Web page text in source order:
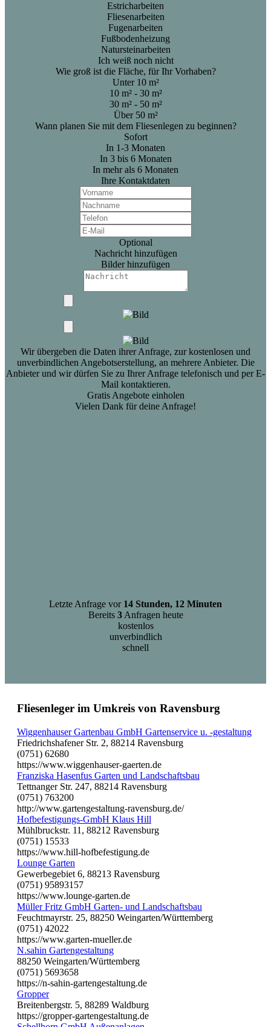
Estricharbeiten
Fliesenarbeiten
Fugenarbeiten
Fußbodenheizung
Natursteinarbeiten
Ich weiß noch nicht
Wie groß ist die Fläche, für Ihr Vorhaben?
Unter 10 m²
10 m² - 30 m²
30 m² - 50 m²
Über 50 m²
Wann planen Sie mit dem Fliesenlegen zu beginnen?
Sofort
In 1-3 Monaten
In 3 bis 6 Monaten
In mehr als 6 Monaten
Ihre Kontaktdaten
Optional
Nachricht hinzufügen
Bilder hinzufügen
Wir übergeben die Daten ihrer Anfrage, zur kostenlosen und
unverbindlichen Angebotserstellung, an mehrere Anbieter. Die
Anbieter und wir dürfen Sie zu Ihrer Anfrage telefonisch und per E-
Mail kontaktieren.
Gratis Angebote einholen
Vielen Dank für deine Anfrage!
Letzte Anfrage vor 14 Stunden, 12 Minuten
Bereits 3Anfragen heute
kostenlos
unverbindlich
schnell
Fliesenleger im Umkreis von Ravensburg
Wiggenhauser Gartenbau GmbH Gartenservice u. -gestaltung
Friedrichshafener Str. 2, 88214 Ravensburg
(0751) 62680
https://www.wiggenhauser-gaerten.de
Franziska Hasenfus Garten und Landschaftsbau
Tettnanger Str. 247, 88214 Ravensburg
(0751) 763200
http://www.gartengestaltung-ravensburg.de/
Hofbefestigungs-GmbH Klaus Hill
Mühlbruckstr. 11, 88212 Ravensburg
(0751) 15533
https://www.hill-hofbefestigung.de
Lounge Garten
Gewerbegebiet 6, 88213 Ravensburg
(0751) 95893157
https://www.lounge-garten.de
Müller Fritz GmbH Garten- und Landschaftsbau
Feuchtmayrstr. 25, 88250 Weingarten/Württemberg
(0751) 42022
https://www.garten-mueller.de
N.sahin Gartengestaltung
88250 Weingarten/Württemberg
(0751) 5693658
https://n-sahin-gartengestaltung.de
Gropper
Breitenbergstr. 5, 88289 Waldburg
https://gropper-gartengestaltung.de